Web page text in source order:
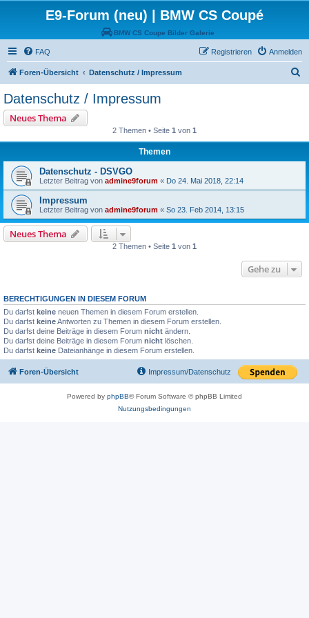
E9-Forum (neu) | BMW CS Coupé
BMW CS Coupe Bilder Galerie
FAQ Anmelden
Registrieren
Foren-Übersicht Datenschutz / Impressum
Datenschutz / Impressum
Neues Thema
2 Themen • Seite 1 von 1
Themen
Datenschutz - DSVGO
Letzter Beitrag von admine9forum « Do 24. Mai 2018, 22:14
Impressum
Letzter Beitrag von admine9forum « So 23. Feb 2014, 13:15
Neues Thema
2 Themen • Seite 1 von 1
Gehe zu
BERECHTIGUNGEN IN DIESEM FORUM
Du darfst keine neuen Themen in diesem Forum erstellen.
Du darfst keineAntworten zu Themen in diesem Forum erstellen.
Du darfst deine Beiträge in diesem Forum nicht ändern.
Du darfst deine Beiträge in diesem Forum nicht löschen.
Du darfst keine Dateianhänge in diesem Forum erstellen.
Foren-Übersicht Impressum/Datenschutz
Powered by phpBB® Forum Software © phpBB Limited
Nutzungsbedingungen